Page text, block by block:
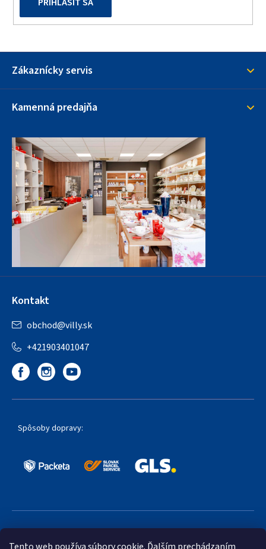
PRIHLÁSIŤ SA
Zákaznícky servis
Kamenná predajňa
Kontakt
obchod@villy.sk
+421903401047
Spôsoby dopravy:
Obľúbené spôsoby platby: